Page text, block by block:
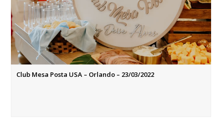
Club Mesa Posta USA – Orlando – 23/03/2022